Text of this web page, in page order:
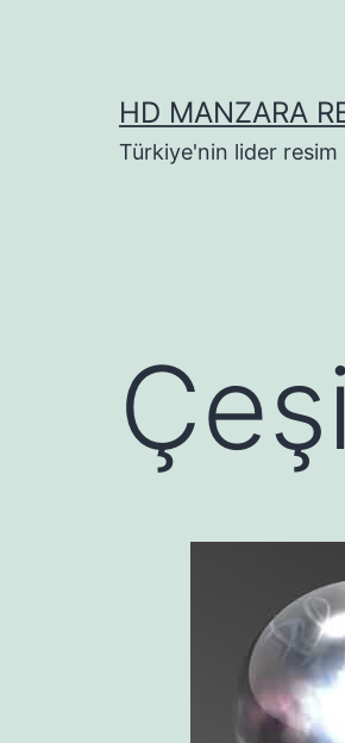
HD MANZARA
Türkiye'nin lider resim